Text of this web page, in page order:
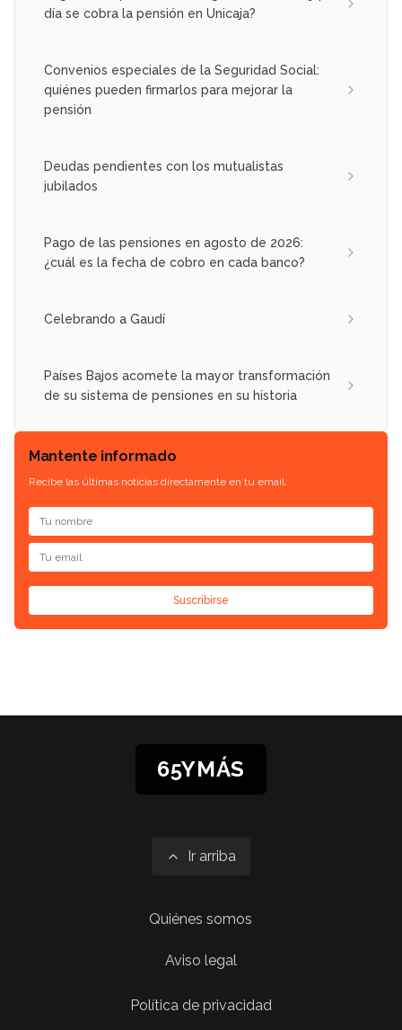
día se cobra la pensión en Unicaja?
Convenios especiales de la Seguridad Social:
quiénes pueden firmarlos para mejorar la
pensión
Deudas pendientes con los mutualistas
jubilados
Pago de las pensiones en agosto de 2026:
¿cuál es la fecha de cobro en cada banco?
Celebrando a Gaudí
Países Bajos acomete la mayor transformación
de su sistema de pensiones en su historia
Mantente informado
Recibe las últimas noticias directamente en tu email.
Suscribirse
65YMÁS
Ir arriba
Quiénes somos
Aviso legal
Política de privacidad